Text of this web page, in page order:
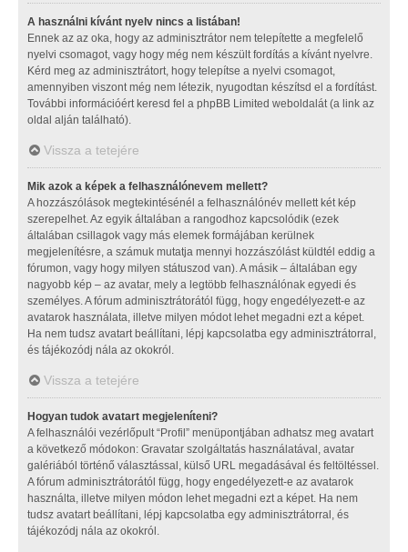
A használni kívánt nyelv nincs a listában!
Ennek az az oka, hogy az adminisztrátor nem telepítette a megfelelő
nyelvi csomagot, vagy hogy még nem készült fordítás a kívánt nyelvre.
Kérd meg az adminisztrátort, hogy telepítse a nyelvi csomagot,
amennyiben viszont még nem létezik, nyugodtan készítsd el a fordítást.
További információért keresd fel a phpBB Limited weboldalát (a link az
oldal alján található).
Vissza a tetejére
Mik azok a képek a felhasználónevem mellett?
A hozzászólások megtekintésénél a felhasználónév mellett két kép
szerepelhet. Az egyik általában a rangodhoz kapcsolódik (ezek
általában csillagok vagy más elemek formájában kerülnek
megjelenítésre, a számuk mutatja mennyi hozzászólást küldtél eddig a
fórumon, vagy hogy milyen státuszod van). A másik – általában egy
nagyobb kép – az avatar, mely a legtöbb felhasználónak egyedi és
személyes. A fórum adminisztrátorától függ, hogy engedélyezett-e az
avatarok használata, illetve milyen módot lehet megadni ezt a képet.
Ha nem tudsz avatart beállítani, lépj kapcsolatba egy adminisztrátorral,
és tájékozódj nála az okokról.
Vissza a tetejére
Hogyan tudok avatart megjeleníteni?
A felhasználói vezérlőpult “Profil” menüpontjában adhatsz meg avatart
a következő módokon: Gravatar szolgáltatás használatával, avatar
galériából történő választással, külső URL megadásával és feltöltéssel.
A fórum adminisztrátorától függ, hogy engedélyezett-e az avatarok
használta, illetve milyen módon lehet megadni ezt a képet. Ha nem
tudsz avatart beállítani, lépj kapcsolatba egy adminisztrátorral, és
tájékozódj nála az okokról.